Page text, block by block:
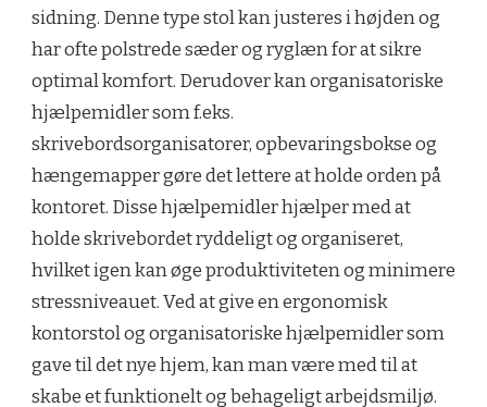
sidning. Denne type stol kan justeres i højden og
har ofte polstrede sæder og ryglæn for at sikre
optimal komfort. Derudover kan organisatoriske
hjælpemidler som f.eks.
skrivebordsorganisatorer, opbevaringsbokse og
hængemapper gøre det lettere at holde orden på
kontoret. Disse hjælpemidler hjælper med at
holde skrivebordet ryddeligt og organiseret,
hvilket igen kan øge produktiviteten og minimere
stressniveauet. Ved at give en ergonomisk
kontorstol og organisatoriske hjælpemidler som
gave til det nye hjem, kan man være med til at
skabe et funktionelt og behageligt arbejdsmiljø.